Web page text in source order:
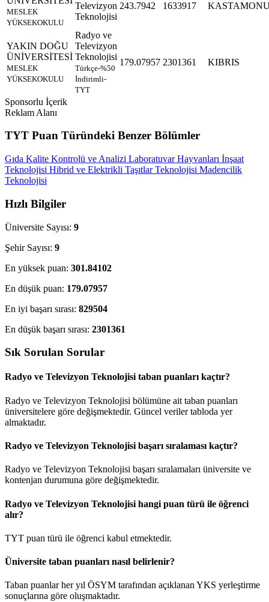
MESLEK
YÜKSEKOKULU
Televizyon
Teknolojisi
243.7942 1633917
YAKIN DOĞU
ÜNİVERSİTESİ
MESLEK
YÜKSEKOKULU
Radyo ve
Televizyon
Teknolojisi
Türkçe-%50
İndirimli-
TYT
179.07957 2301361 KIBRIS
Sponsorlu İçerik
Reklam Alanı
TYT Puan Türündeki Benzer Bölümler
Gıda Kalite Kontrolü ve Analizi Laboratuvar Hayvanları İnşaat
Teknolojisi Hibrid ve Elektrikli Taşıtlar Teknolojisi Madencilik
Teknolojisi
Hızlı Bilgiler
Üniversite Sayısı: 9
Şehir Sayısı: 9
En yüksek puan: 301.84102
En düşük puan: 179.07957
En iyi başarı sırası: 829504
En düşük başarı sırası: 2301361
Sık Sorulan Sorular
Radyo ve Televizyon Teknolojisi taban puanları kaçtır?
Radyo ve Televizyon Teknolojisi bölümüne ait taban puanları
üniversitelere göre değişmektedir. Güncel veriler tabloda yer
almaktadır.
Radyo ve Televizyon Teknolojisi başarı sıralaması kaçtır?
Radyo ve Televizyon Teknolojisi başarı sıralamaları üniversite ve
kontenjan durumuna göre değişmektedir.
Radyo ve Televizyon Teknolojisi hangi puan türü ile öğrenci
alır?
TYT puan türü ile öğrenci kabul etmektedir.
Üniversite taban puanları nasıl belirlenir?
Taban puanlar her yıl ÖSYM tarafından açıklanan YKS yerleştirme
sonuçlarına göre oluşmaktadır.